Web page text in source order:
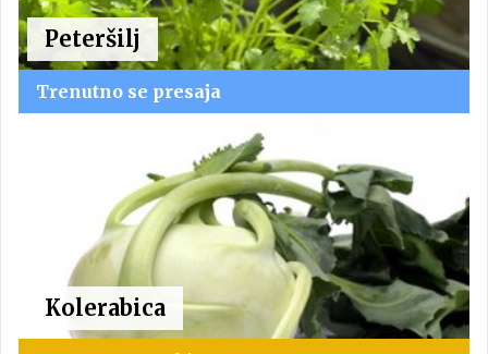
Peteršilj
Trenutno se presaja
Kolerabica